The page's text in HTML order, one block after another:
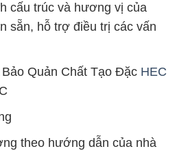
cấu trúc và hương vị của
sẵn, hỗ trợ điều trị các vấn
Quản Chất Tạo Đặc HEC
theo hướng dẫn của nhà